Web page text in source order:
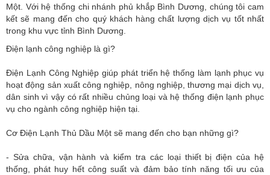
Một. Với hệ thống chi nhánh phủ khắp Bình Dương, chúng tôi cam
kết sẽ mang đến cho quý khách hàng chất lượng dịch vụ tốt nhất
trong khu vực tỉnh Bình Dương.
Điện lạnh công nghiệp là gì?
Điện Lạnh Công Nghiệp giúp phát triển hệ thống làm lạnh phục vụ
hoạt động sản xuất công nghiệp, nông nghiệp, thương mại dịch vụ,
dân sinh vì vậy có rất nhiều chủng loại và hệ thống điện lạnh phục
vụ cho ngành công nghiệp hiện tại.
Cơ Điện Lạnh Thủ Dầu Một sẽ mang đến cho bạn những gì?
- Sửa chữa, vận hành và kiểm tra các loại thiết bị điện của hệ
thống, phát huy hết công suất và đảm bảo tính năng tối ưu của